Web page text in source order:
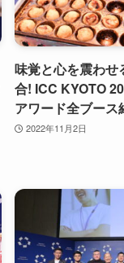
味覚と心を震わせ
合! ICC KYOTO
アワード全ブース
2022年11月2日